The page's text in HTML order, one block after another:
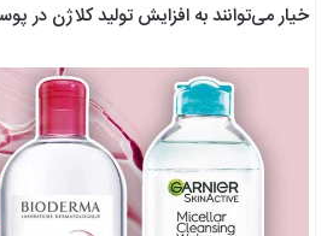
خیار می‌توانند به افزایش تولید کلاژن در